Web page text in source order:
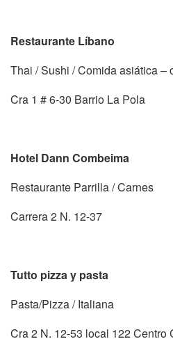
Restaurante Líbano
Thai / Sushi / Comida asiática –
Cra 1 # 6-30 Barrio La Pola
Hotel Dann Combeima
Restaurante Parrilla / Carnes
Carrera 2 N. 12-37
Tutto pizza y pasta
Pasta/Pizza / Italiana
Cra 2 N. 12-53 local 122 Centro